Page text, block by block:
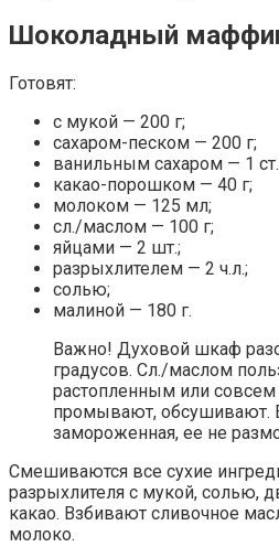
Шоколадный
Готовят:
с мукой — 200 г;
сахаром-песком — 200 г;
ванильным сахаром — 1
какао-порошком — 40 г;
молоком — 125 мл;
сл./маслом — 100 г;
яйцами — 2 шт.;
разрыхлителем — 2 ч.л.;
солью;
малиной — 180 г.
Важно! Духовой шкаф
градусов. Сл./маслом
растопленным или
промывают, обсушивают.
замороженная, ее не
Смешиваются все сухие
разрыхлителя с мукой, солью,
какао. Взбивают сливочное
молоко.